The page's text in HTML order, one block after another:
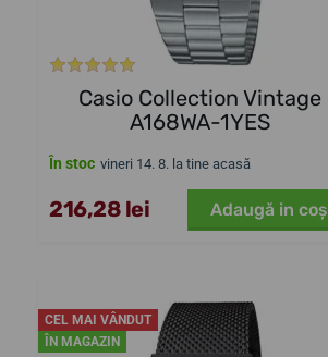
Casio Collection Vintage
A168WA-1YES
În stoc vineri 14. 8. la tine acasă
216,28 lei Adaugă in coş
CEL MAI VÂNDUT
ÎN MAGAZIN